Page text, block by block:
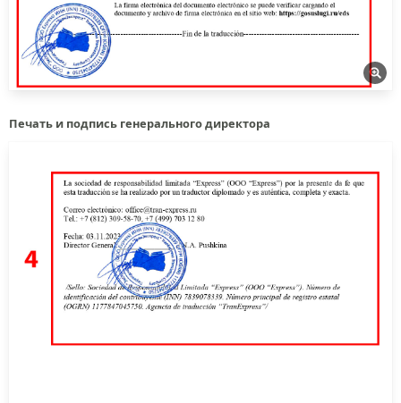
Печать и подпись генерального директора